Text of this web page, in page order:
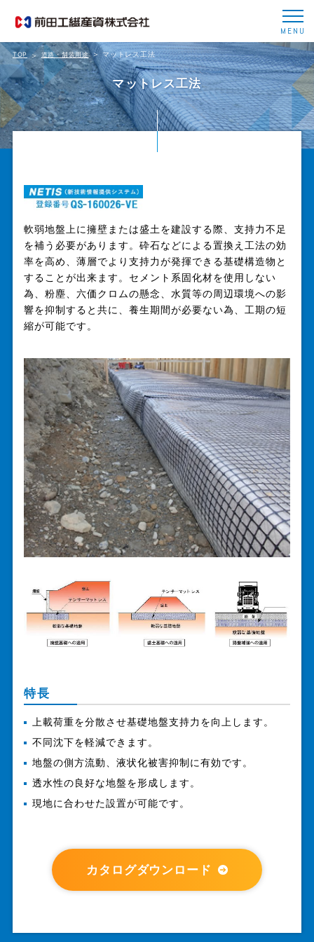
MENU
TOP 道路・舗装用途 マットレス工法
マットレス工法
軟弱地盤上に擁壁または盛土を建設する際、支持力不足
を補う必要があります。砕石などによる置換え工法の効
率を高め、薄層でより支持力が発揮できる基礎構造物と
することが出来ます。セメント系固化材を使用しない
為、粉塵、六価クロムの懸念、水質等の周辺環境への影
響を抑制すると共に、養生期間が必要ない為、工期の短
縮が可能です。
特長
上載荷重を分散させ基礎地盤支持力を向上します。
不同沈下を軽減できます。
地盤の側方流動、液状化被害抑制に有効です。
透水性の良好な地盤を形成します。
現地に合わせた設置が可能です。
カタログダウンロード